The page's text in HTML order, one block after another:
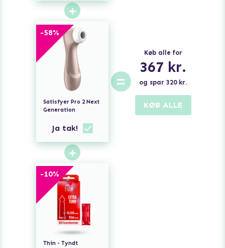
+
-58%
Satisfyer Pro 2 Next
Generation
Ja tak!
+
-10%
Thin - Tyndt
=
Køb alle for
367 kr.
og spar320kr.
KØB ALLE